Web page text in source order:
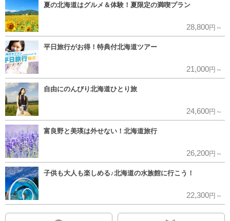
夏の北海道はグルメ＆体験！夏限定の満喫プラン
28,800円～
平日旅行がお得！特典付北海道ツアー
21,000円～
自由にのんびり北海道ひとり旅
24,600円～
富良野と美瑛は外せない！北海道旅行
26,200円～
子供も大人も楽しめる♪北海道の水族館に行こう！
22,300円～